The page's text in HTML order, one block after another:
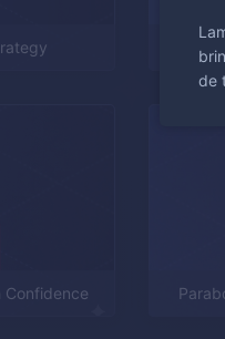
Confidence
de